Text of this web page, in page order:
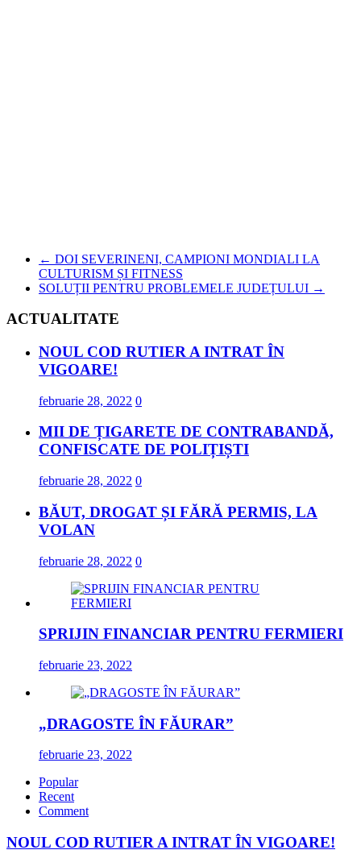
← DOI SEVERINENI, CAMPIONI MONDIALI LA
CULTURISM ȘI FITNESS
SOLUȚII PENTRU PROBLEMELE JUDEȚULUI →
ACTUALITATE
NOUL COD RUTIER A INTRAT ÎN
VIGOARE!
februarie 28, 2022 0
MII DE ȚIGARETE DE CONTRABANDĂ,
CONFISCATE DE POLIȚIȘTI
februarie 28, 2022 0
BĂUT, DROGAT ȘI FĂRĂ PERMIS, LA
VOLAN
februarie 28, 2022 0
SPRIJIN FINANCIAR PENTRU FERMIERI
februarie 23, 2022
„DRAGOSTE ÎN FĂURAR”
februarie 23, 2022
Popular
Recent
Comment
NOUL COD RUTIER A INTRAT ÎN VIGOARE!